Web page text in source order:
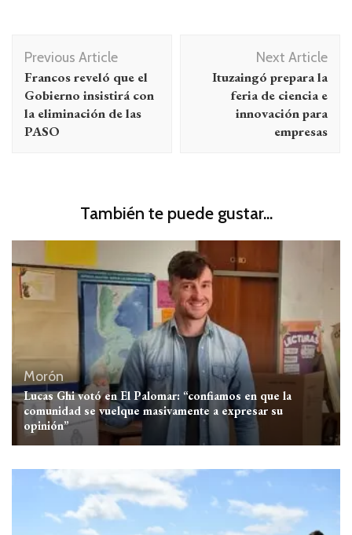
Navegación
de
entradas
Previous Article
Francos reveló que el
Gobierno insistirá con
la eliminación de las
PASO
Next Article
Ituzaingó prepara la
feria de ciencia e
innovación para
empresas
También te puede gustar...
Morón
Lucas Ghi votó en El Palomar: “confiamos en que la
comunidad se vuelque masivamente a expresar su
opinión”